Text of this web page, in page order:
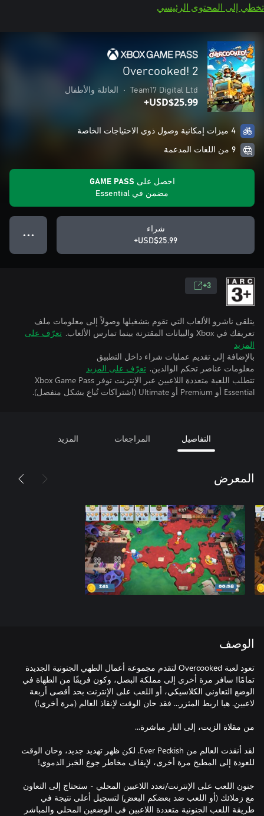
تخطي إلى المحتوى الرئيسي
Overcooked! 2
Team17 Digital Ltd
• العائلة والأطفال
USD$25.99+
4 ميزات إمكانية وصول ذوي الاحتياجات الخاصة
9 من اللغات المدعمة
احصل على GAME PASS
مضمن في Essential
شراء
USD$25.99+
● ● ●
3+
يتلقى ناشرو الألعاب التي تقوم بتشغيلها وصولاً إلى معلومات ملف
تعريفك في Xbox والبيانات المقترنة بينما تمارس الألعاب.
تعرّف على
المزيد
بالإضافة إلى تقديم عمليات شراء داخل التطبيق
معلومات عناصر تحكم الوالدين. تعرّف على المزيد
تتطلب اللعبة متعددة اللاعبين عبر الإنترنت توفر Xbox Game Pass
Essential أو Premium أو Ultimate (اشتراكات تُباع بشكل منفصل).
التفاصيل المراجعات المزيد
المعرض
الوصف
تعود لعبة Overcooked لتقدم مجموعة أعمال الطهي الجنونية الجديدة
تمامًا! سافر مرة أخرى إلى مملكة البصل، وكون فريقًا من الطهاة في
الوضع التعاوني الكلاسيكي، أو اللعب على الإنترنت بحد أقصى أربعة
لقد أنقذت العالم من Ever Peckish. لكن ظهر تهديد جديد، وحان الوقت
جنون اللعب على الإنترنت/تعدد اللاعبين المحلي - ستحتاج إلى التعاون
مع زملائك (أو اللعب ضد بعضكم البعض) لتسجيل أعلى نتيجة في
طريقة اللعب الجنونية متعددة اللاعبين في الوضعين المحلي والمباشر